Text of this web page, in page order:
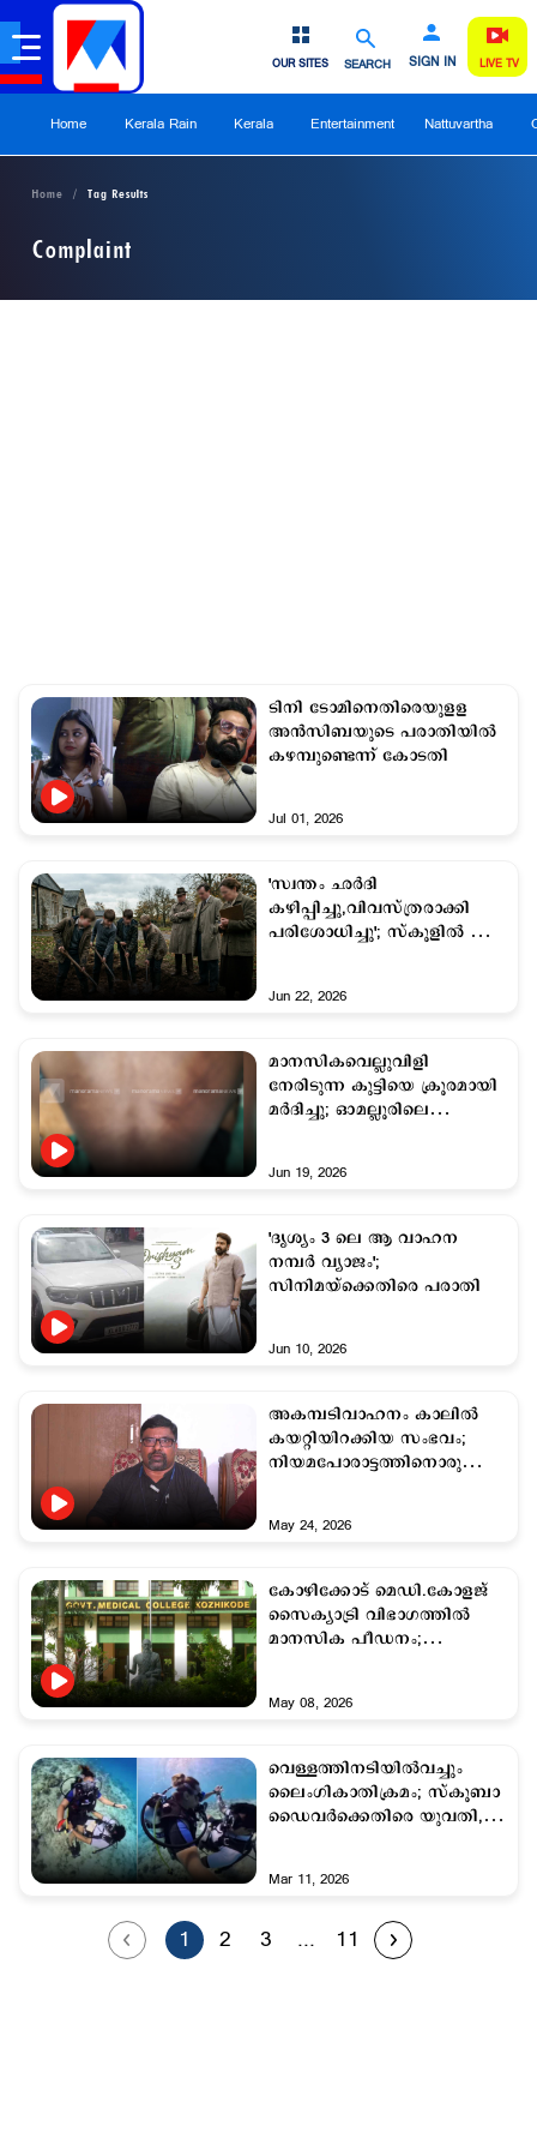
SEARCH SIGN IN
OUR SITES LIVE TV
Home Kerala Rain Kerala Entertainment Nattuvartha
Home Tag Results
Complaint
ടിനി ടോമിനെതിരെയുളള
അൻസിബയുടെ പരാതിയിൽ
കഴമ്പുണ്ടെന്ന് കോടതി
Jul 01, 2026
'സ്വന്തം ഛർദി
കഴിപ്പിച്ചു,വിവസ്ത്രരാക്കി
പരിശോധിച്ചു'; സ്കൂളിൽ ക്രൂര
മുൻ വിദ്യാർഥി
Jun 22, 2026
മാനസികവെല്ലുവിളി
നേരിടുന്ന കുട്ടിയെ ക്രൂരമായി
മര്‍ദിച്ചു; ഓമല്ലൂരിലെ
Jun 19, 2026
'ദൃശ്യം 3 ലെ ആ വാഹന
നമ്പര്‍ വ്യാജം';
സിനിമയ്ക്കെതിരെ പരാതി
Jun 10, 2026
അകമ്പടിവാഹനം കാലില്‍
കയറ്റിയിറക്കിയ സംഭവം;
നിയമപോരാട്ടത്തിനൊരുങ്ങി
May 24, 2026
കോഴിക്കോട് മെഡി.കോളജ്
സൈക്യാട്രി വിഭാഗത്തില്‍
മാനസിക പീഡനം;
May 08, 2026
വെള്ളത്തിനടിയില്‍വച്ചും
ലൈംഗികാതിക്രമം; സ്കൂബാ
ഡൈവര്‍ക്കെതിരെ യുവതി,
Mar 11, 2026
1 2 3 ... 11